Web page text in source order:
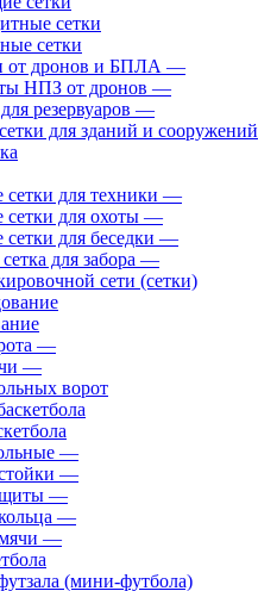
сетки
от дронов и БПЛА —
НПЗ от дронов —
резервуаров —
для зданий и сооружений
для техники —
для охоты —
для беседки —
для забора —
сети (сетки)
—
—
ворот
—
—
щиты —
—
—